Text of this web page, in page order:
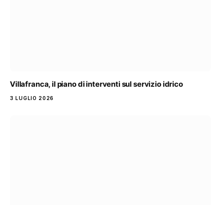
Villafranca, il piano di interventi sul servizio idrico
3 LUGLIO 2026